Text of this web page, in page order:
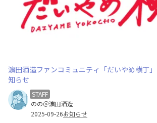
濵田酒造ファンコミュニティ「だいやめ横丁
知らせ
STAFF
のの＠濵田酒造
2025-09-26お知らせ